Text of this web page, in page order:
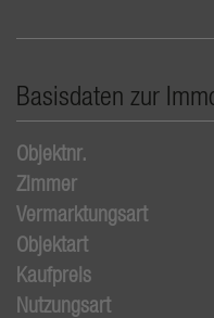
Basisdaten zur
Objektnr.
Zimmer
Vermarktungsart
Objektart
Kaufpreis
Nutzungsart